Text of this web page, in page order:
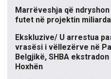
Marrëveshja që
futet në projektin
Ekskluzive/ U arrestua
vrasësi i vëllezërve në
Belgjikë, SHBA
Hoxhën